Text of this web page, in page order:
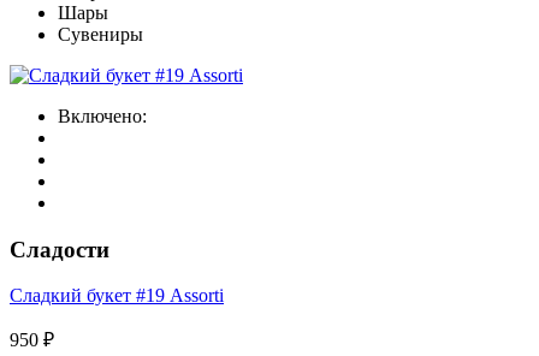
Шары
Сувениры
Включено:
Сладости
Сладкий букет #19 Assorti
950 ₽